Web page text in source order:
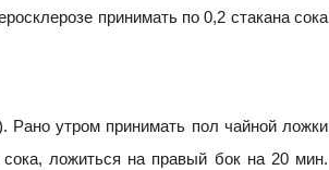
принимать по 0,2 стакана сока
Рано утром принимать пол чайной ложки
ложиться на правый бок на 20 мин.